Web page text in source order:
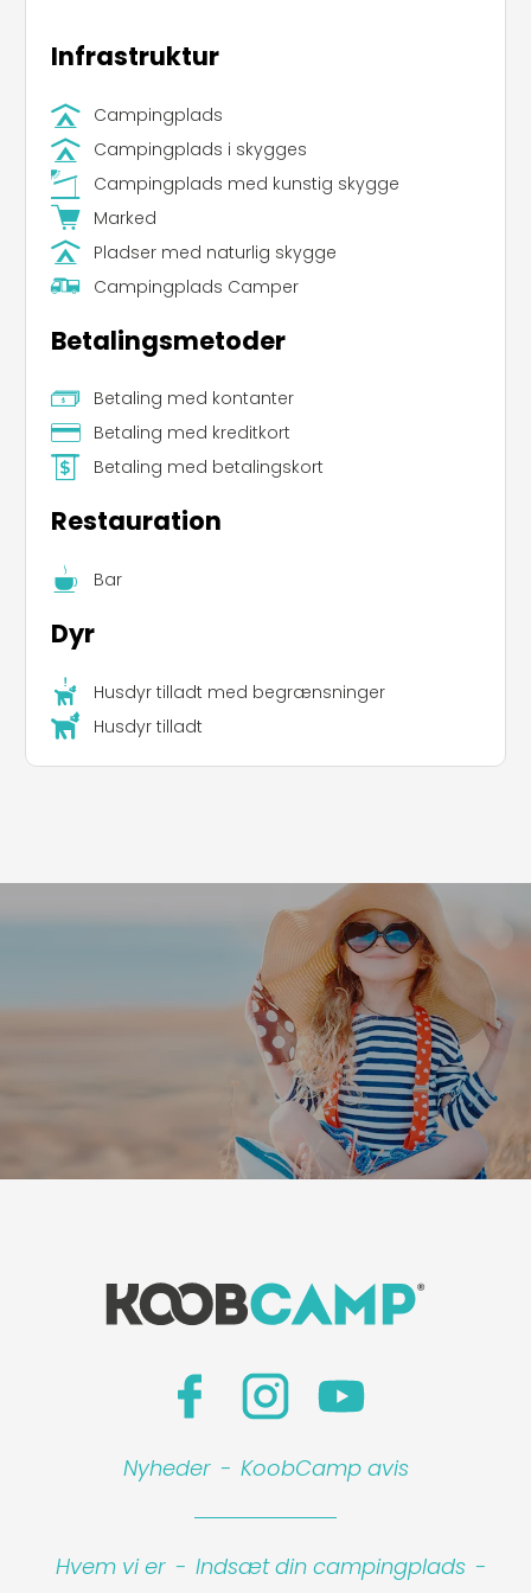
Infrastruktur
Campingplads
Campingplads i skygges
Campingplads med kunstig skygge
Marked
Pladser med naturlig skygge
Campingplads Camper
Betalingsmetoder
Betaling med kontanter
Betaling med kreditkort
Betaling med betalingskort
Restauration
Bar
Dyr
Husdyr tilladt med begrænsninger
Husdyr tilladt
Nyheder - KoobCamp avis
Hvem vi er - Indsæt din campingplads -